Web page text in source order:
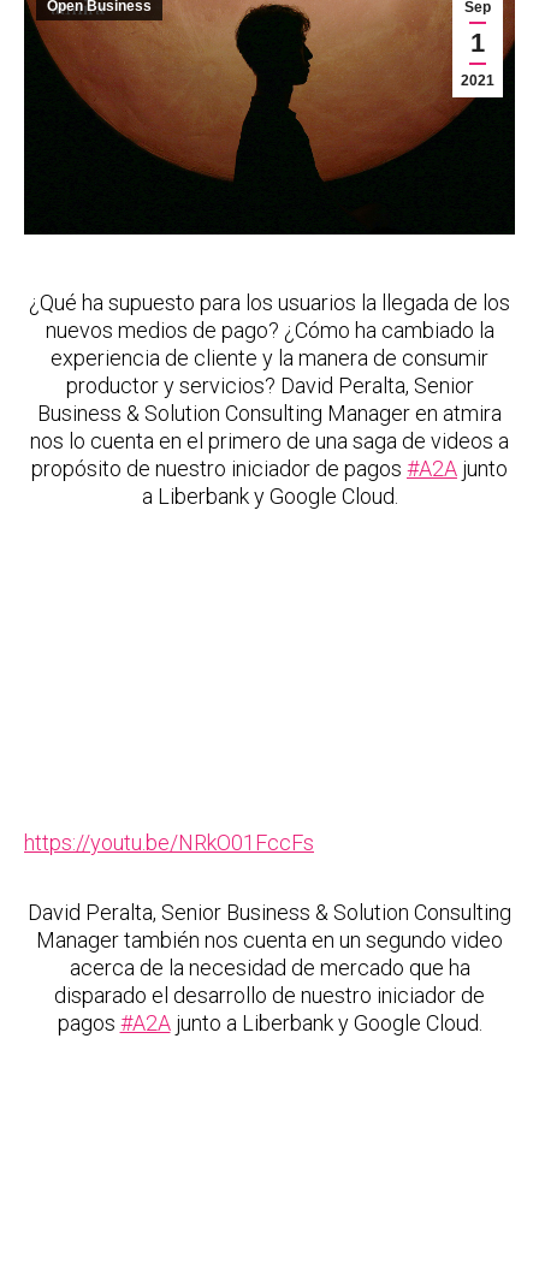
Sep
1
2021
Open Business
¿Qué ha supuesto para los usuarios la llegada de los
nuevos medios de pago? ¿Cómo ha cambiado la
experiencia de cliente y la manera de consumir
productor y servicios? David Peralta, Senior
Business & Solution Consulting Manager en atmira
nos lo cuenta en el primero de una saga de videos a
propósito de nuestro iniciador de pagos #A2A junto
a Liberbank y Google Cloud.
https://youtu.be/NRkO01FccFs
David Peralta, Senior Business & Solution Consulting
Manager también nos cuenta en un segundo video
acerca de la necesidad de mercado que ha
disparado el desarrollo de nuestro iniciador de
pagos #A2Ajunto a Liberbank y Google Cloud.